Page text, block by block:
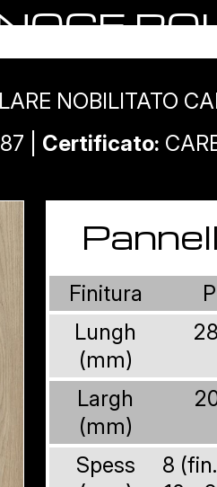
NOBILITATO
| Certificato:
Finitura
Lungh
(mm)
Largh
(mm)
Spess
8